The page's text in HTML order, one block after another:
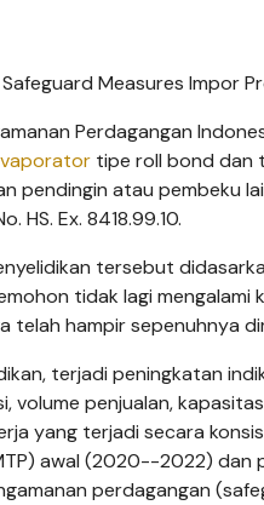
Safeguard Measures Impor
Perdagangan
tipe roll bond dan
pendingin atau pembeku
HS. Ex. 8418.99.10.
tersebut
tidak lagi mengalami
telah hampir sepenuhnya
terjadi peningkatan
volume penjualan,
yang terjadi secara
awal (2020--2022)
perdagangan